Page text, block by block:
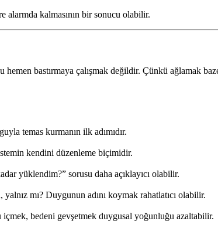
alarmda kalmasının bir sonucu olabilir.
bastırmaya çalışmak değildir. Çünkü ağlamak
temas kurmanın ilk adımıdır.
kendini düzenleme biçimidir.
yüklendim?” sorusu daha açıklayıcı olabilir.
mı? Duygunun adını koymak rahatlatıcı olabilir.
bedeni gevşetmek duygusal yoğunluğu azaltabilir.